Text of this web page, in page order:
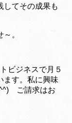
してその成果も
。
ビジネスで月５
ます。私に興味
ご請求はお